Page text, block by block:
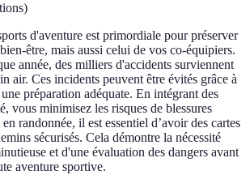
)
d'aventure est primordiale pour préserver
être, mais aussi celui de vos co-équipiers.
année, des milliers d'accidents surviennent
air. Ces incidents peuvent être évités grâce à
préparation adéquate. En intégrant des
vous minimisez les risques de blessures
randonnée, il est essentiel d’avoir des cartes
sécurisés. Cela démontre la nécessité
et d'une évaluation des dangers avant
aventure sportive.